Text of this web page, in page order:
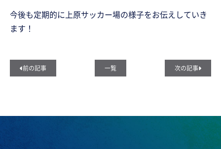
今後も定期的に上原サッカー場の様子をお伝えしていき
ます！
前の記事 一覧 次の記事